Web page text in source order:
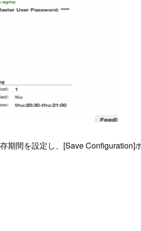
間を設定し、[Save Configuration]